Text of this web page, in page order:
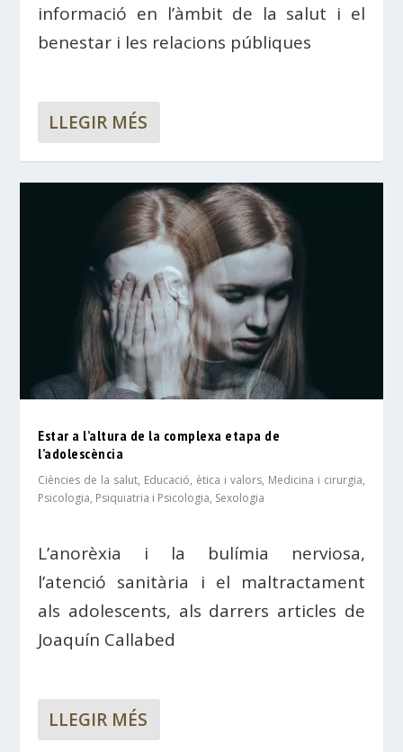
informació en l’àmbit de la salut i el
benestar i les relacions públiques
LLEGIR MÉS
Estar a l’altura de la complexa etapa de
l’adolescència
Ciències de la salut, Educació, ètica i valors, Medicina i cirurgia,
Psicologia, Psiquiatria i Psicologia, Sexologia
L’anorèxia i la bulímia nerviosa,
l’atenció sanitària i el maltractament
als adolescents, als darrers articles de
Joaquín Callabed
LLEGIR MÉS